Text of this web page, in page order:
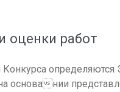
оценки работ
определяются
основании